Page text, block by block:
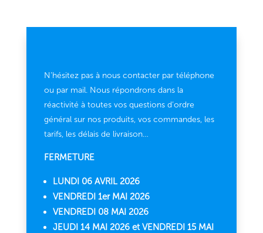
N’hésitez pas à nous contacter par téléphone
ou par mail. Nous répondrons dans la
réactivité à toutes vos questions d’ordre
général sur nos produits, vos commandes, les
tarifs, les délais de livraison…
FERMETURE
LUNDI 06 AVRIL 2026
VENDREDI 1er MAI 2026
VENDREDI 08 MAI 2026
JEUDI 14 MAI 2026 et VENDREDI 15 MAI